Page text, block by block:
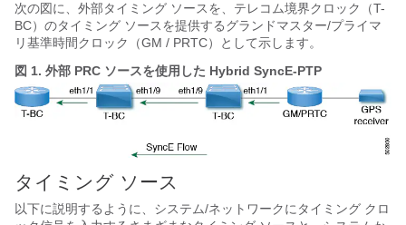
次の図に、外部タイミング ソースを、テレコム境界クロック（T-
BC）のタイミング ソースを提供するグランドマスター/プライマ
リ基準時間クロック（GM / PRTC）として示します。
図 1. 外部 PRC ソースを使用した Hybrid SyncE-PTP
タイミング ソース
以下に説明するように、システム/ネットワークにタイミング クロ